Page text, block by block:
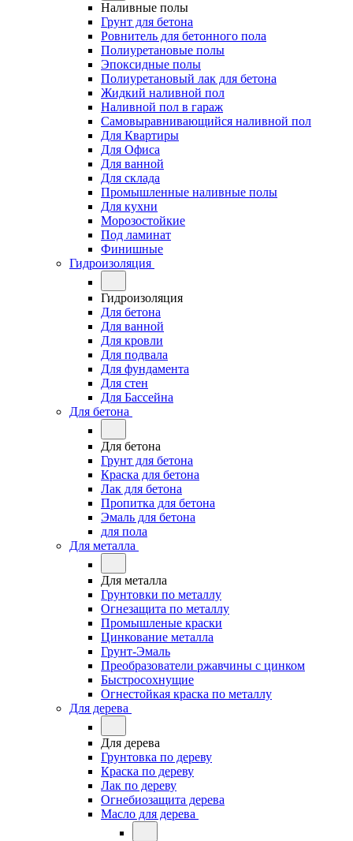
Наливные полы
Грунт для бетона
Ровнитель для бетонного пола
Полиуретановые полы
Эпоксидные полы
Полиуретановый лак для бетона
Жидкий наливной пол
Наливной пол в гараж
Самовыравнивающийся наливной пол
Для Квартиры
Для Офиса
Для ванной
Для склада
Промышленные наливные полы
Для кухни
Морозостойкие
Под ламинат
Финишные
Гидроизоляция
Гидроизоляция
Для бетона
Для ванной
Для кровли
Для подвала
Для фундамента
Для стен
Для Бассейна
Для бетона
Для бетона
Грунт для бетона
Краска для бетона
Лак для бетона
Пропитка для бетона
Эмаль для бетона
для пола
Для металла
Для металла
Грунтовки по металлу
Огнезащита по металлу
Промышленые краски
Цинкование металла
Грунт-Эмаль
Преобразователи ржавчины с цинком
Быстросохнущие
Огнестойкая краска по металлу
Для дерева
Для дерева
Грунтовка по дереву
Краска по дереву
Лак по дереву
Огнебиозащита дерева
Масло для дерева